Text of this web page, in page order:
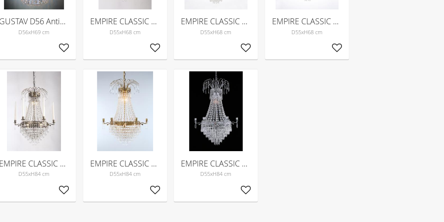
GUSTAV D56 Antikmässing
D56xH69 cm
Lägg till i favoriter
EMPIRE CLASSIC 6-arm Mellan Antikmässing
D55xH68 cm
Lägg till i favoriter
EMPIRE CLASSIC 6-arm Mellan Borstad-mässing
D55xH68 cm
Lägg till i favoriter
EMPIRE CLASSIC 6-arm Mellan Krom
D55xH68 cm
Lägg till i favoriter
EMPIRE CLASSIC NY 6-arm Mellan Antikmässing
D55xH84 cm
Lägg till i favoriter
EMPIRE CLASSIC NY 6-arm Mellan Borstad-mässing
D55xH84 cm
Lägg till i favoriter
EMPIRE CLASSIC NY 6-arm Mellan Krom
D55xH84 cm
Lägg till i favoriter